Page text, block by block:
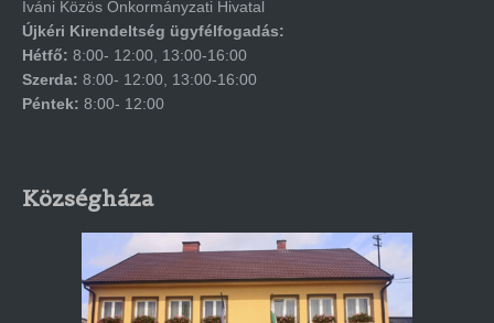
Iváni Közös Önkormányzati Hivatal
Újkéri Kirendeltség ügyfélfogadás:
Hétfő: 8:00- 12:00, 13:00-16:00
Szerda: 8:00- 12:00, 13:00-16:00
Péntek: 8:00- 12:00
Községháza